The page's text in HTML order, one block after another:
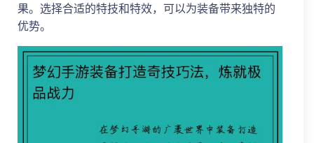
果。选择合适的特技和特效，可以为装备带来独特的
优势。